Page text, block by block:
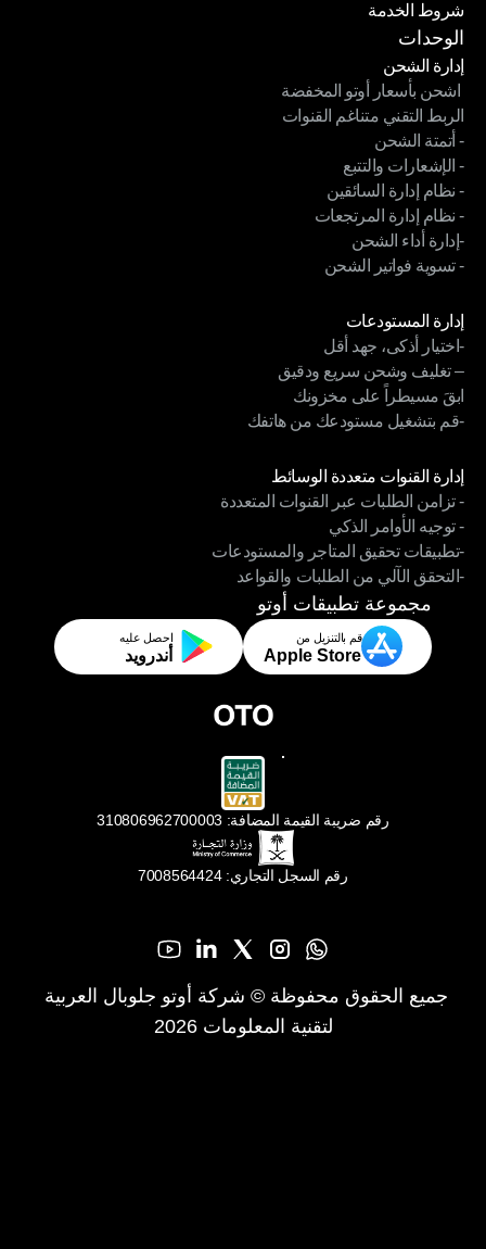
سياسة الخصوصية
شروط الخدمة
شروط الخدمة
الوحدات
إدارة الشحن
إدارة الشحن
اشحن بأسعار أوتو المخفضة
اشحن بأسعار أوتو المخفضة
الربط التقني متناغم القنوات
الربط التقني متناغم القنوات
- أتمتة الشحن
- أتمتة الشحن
- الإشعارات والتتبع
- الإشعارات والتتبع
- نظام إدارة السائقين
- نظام إدارة السائقين
- نظام إدارة المرتجعات
- نظام إدارة المرتجعات
-إدارة أداء الشحن
-إدارة أداء الشحن
- تسوية فواتير الشحن
إدارة المستودعات
إدارة المستودعات
-اختيار أذكى، جهد أقل
-اختيار أذكى، جهد أقل
– تغليف وشحن سريع ودقيق
– تغليف وشحن سريع ودقيق
ابقَ مسيطراً على مخزونك
ابقَ مسيطراً على مخزونك
-قم بتشغيل مستودعك من هاتفك
إدارة القنوات متعددة الوسائط
إدارة القنوات متعددة الوسائط
- تزامن الطلبات عبر القنوات المتعددة
- تزامن الطلبات عبر القنوات المتعددة
- توجيه الأوامر الذكي
- توجيه الأوامر الذكي
-تطبيقات تحقيق المتاجر والمستودعات
-تطبيقات تحقيق المتاجر والمستودعات
-التحقق الآلي من الطلبات والقواعد
-التحقق الآلي من الطلبات والقواعد
مجموعة تطبيقات أوتو
قم بالتنزيل من
Apple Store
احصل عليه
أندرويد
رقم ضريبة القيمة المضافة: 310806962700003
رقم السجل التجاري: 7008564424
لتقنية المعلومات 2026